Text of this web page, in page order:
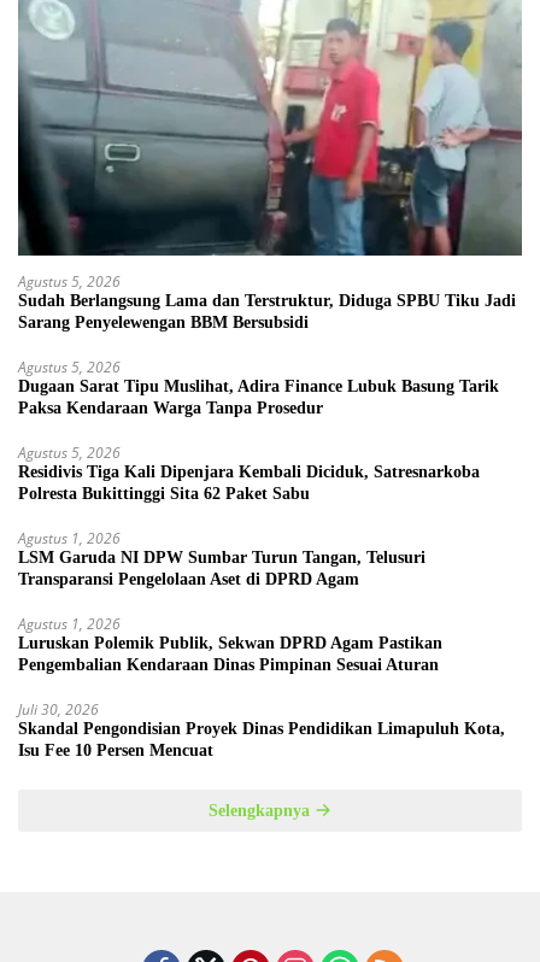
Agustus 5, 2026
Sudah Berlangsung Lama dan Terstruktur, Diduga SPBU Tiku Jadi
Sarang Penyelewengan BBM Bersubsidi
Agustus 5, 2026
Dugaan Sarat Tipu Muslihat, Adira Finance Lubuk Basung Tarik
Paksa Kendaraan Warga Tanpa Prosedur
Agustus 5, 2026
Residivis Tiga Kali Dipenjara Kembali Diciduk, Satresnarkoba
Polresta Bukittinggi Sita 62 Paket Sabu
Agustus 1, 2026
LSM Garuda NI DPW Sumbar Turun Tangan, Telusuri
Transparansi Pengelolaan Aset di DPRD Agam
Agustus 1, 2026
Luruskan Polemik Publik, Sekwan DPRD Agam Pastikan
Pengembalian Kendaraan Dinas Pimpinan Sesuai Aturan
Juli 30, 2026
Skandal Pengondisian Proyek Dinas Pendidikan Limapuluh Kota,
Isu Fee 10 Persen Mencuat
Selengkapnya